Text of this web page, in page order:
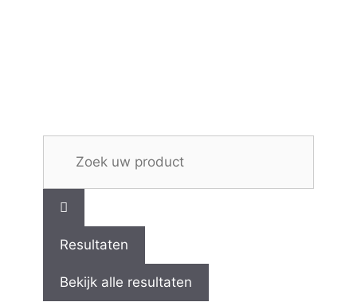
Resultaten
Bekijk alle resultaten